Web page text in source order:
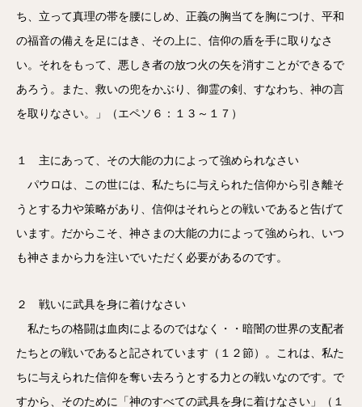
ち、立って真理の帯を腰にしめ、正義の胸当てを胸につけ、平和
の福音の備えを足にはき、その上に、信仰の盾を手に取りなさ
い。それをもって、悪しき者の放つ火の矢を消すことができるで
あろう。また、救いの兜をかぶり、御霊の剣、すなわち、神の言
を取りなさい。」（エペソ６：１３～１７）
１ 主にあって、その大能の力によって強められなさい
パウロは、この世には、私たちに与えられた信仰から引き離そ
うとする力や策略があり、信仰はそれらとの戦いであると告げて
います。だからこそ、神さまの大能の力によって強められ、いつ
も神さまから力を注いでいただく必要があるのです。
２ 戦いに武具を身に着けなさい
私たちの格闘は血肉によるのではなく・・暗闇の世界の支配者
たちとの戦いであると記されています（１２節）。これは、私た
ちに与えられた信仰を奪い去ろうとする力との戦いなのです。で
すから、そのために「神のすべての武具を身に着けなさい」（１